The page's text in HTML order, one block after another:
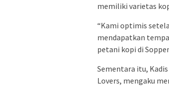
memiliki varietas
“Kami optimis
mendapatkan
petani kopi di
Sementara itu,
Lovers, mengaku